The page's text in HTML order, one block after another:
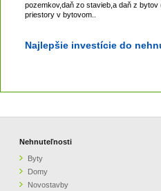
pozemkov,daň zo stavieb,a daň z
priestory v bytovom..
Najlepšie investície do
Nehnuteľnosti
Byty
Domy
Novostavby